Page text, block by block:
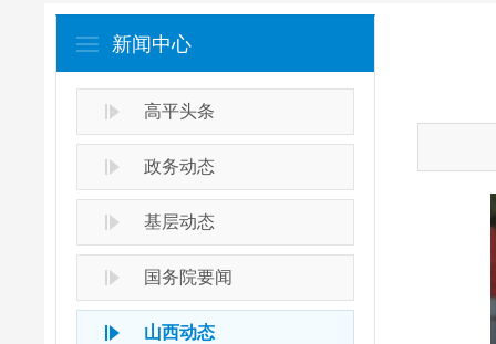
新闻中心
高平头条
政务动态
基层动态
国务院要闻
山西动态